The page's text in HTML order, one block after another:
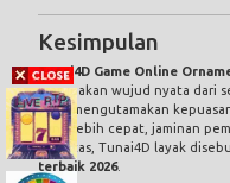
Kesimpulan
Tunai4D Game Online
merupakan wujud nyata dari
yang mengutamakan
yang lebih cepat, jaminan
totalitas, Tunai4D layak
terbaik 2026.